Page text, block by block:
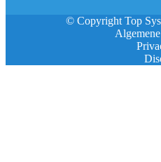
© Copyright Top